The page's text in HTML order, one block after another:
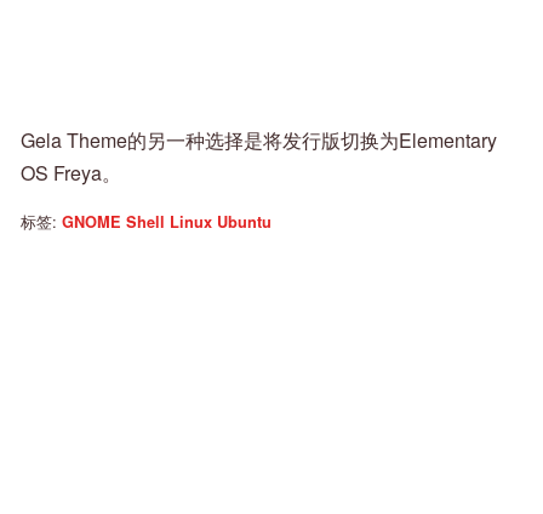
Gela Theme的另一种选择是将发行版切换为Elementary
OS Freya。
标签: GNOME Shell Linux Ubuntu